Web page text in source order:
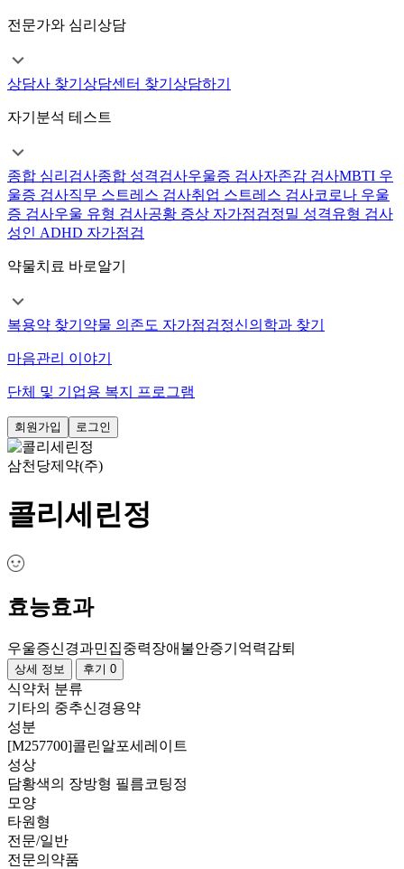
전문가와 심리상담
상담사 찾기 상담센터 찾기 상담하기
자기분석 테스트
종합 심리검사종합 성격검사우울증 검사자존감 검사MBTI 우
울증 검사직무 스트레스 검사취업 스트레스 검사코로나 우울
증 검사우울 유형 검사공황 증상 자가점검정밀 성격유형 검사
성인 ADHD 자가점검
약물치료 바로알기
복용약 찾기 약물 의존도 자가점검정신의학과 찾기
마음관리 이야기
단체 및 기업용 복지 프로그램
회원가입 로그인
삼천당제약(주)
콜리세린정
효능효과
우울증신경과민집중력장애 불안증기억력감퇴
상세 정보 후기 0
식약처 분류
기타의 중추신경용약
성분
[M257700]콜린알포세레이트
성상
담황색의 장방형 필름코팅정
모양
타원형
전문/일반
전문의약품